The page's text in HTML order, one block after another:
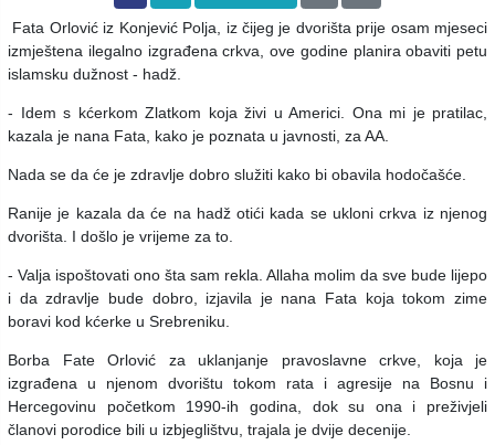
Fata Orlović iz Konjević Polja, iz čijeg je dvorišta prije osam mjeseci
izmještena ilegalno izgrađena crkva, ove godine planira obaviti petu
islamsku dužnost - hadž.
- Idem s kćerkom Zlatkom koja živi u Americi. Ona mi je pratilac,
kazala je nana Fata, kako je poznata u javnosti, za AA.
Nada se da će je zdravlje dobro služiti kako bi obavila hodočašće.
Ranije je kazala da će na hadž otići kada se ukloni crkva iz njenog
dvorišta. I došlo je vrijeme za to.
- Valja ispoštovati ono šta sam rekla. Allaha molim da sve bude lijepo
i da zdravlje bude dobro, izjavila je nana Fata koja tokom zime
boravi kod kćerke u Srebreniku.
Borba Fate Orlović za uklanjanje pravoslavne crkve, koja je
izgrađena u njenom dvorištu tokom rata i agresije na Bosnu i
Hercegovinu početkom 1990-ih godina, dok su ona i preživjeli
članovi porodice bili u izbjeglištvu, trajala je dvije decenije.